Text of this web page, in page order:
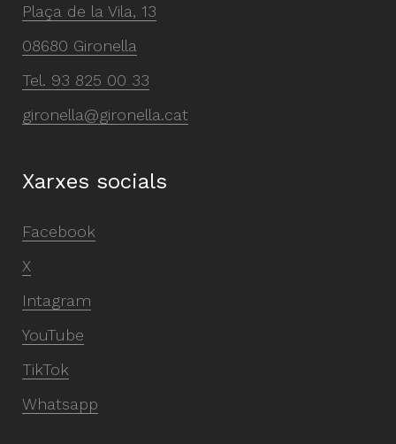
Plaça de la Vila, 13
08680 Gironella
Tel. 93 825 00 33
gironella@gironella.cat
Xarxes socials
Facebook
X
Intagram
YouTube
TikTok
Whatsapp